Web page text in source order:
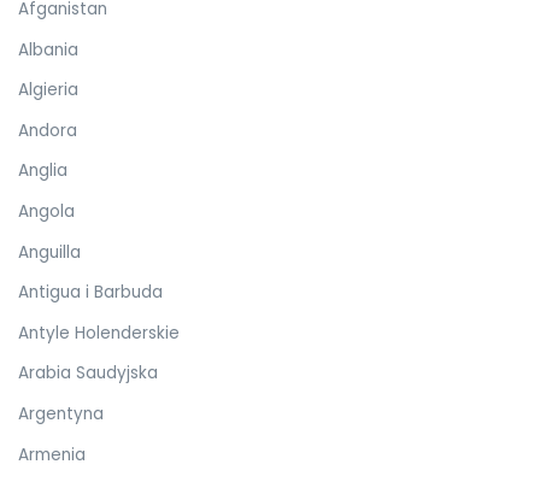
Afganistan
Albania
Algieria
Andora
Anglia
Angola
Anguilla
Antigua i Barbuda
Antyle Holenderskie
Arabia Saudyjska
Argentyna
Armenia